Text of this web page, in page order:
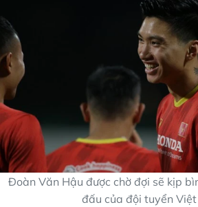
Đoàn Văn Hậu được chờ đợi sẽ kịp
đấu của đội tuyển